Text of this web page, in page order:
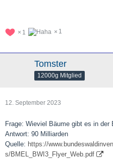
1 1
Tomster
12000g Mitglied
12. September 2023
Frage: Wieviel Bäume gibt es in der
Antwort: 90 Milliarden
Quelle: https://
s/BMEL_BWI3_Flyer_Web.pdf